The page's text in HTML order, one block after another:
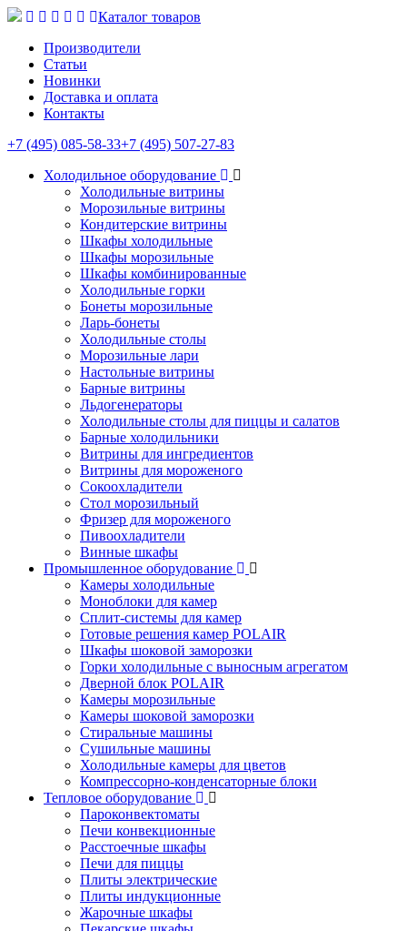
Каталог товаров
Производители
Статьи
Новинки
Доставка и оплата
Контакты
+7 (495) 085-58-33+7 (495) 507-27-83
Холодильное оборудование
Холодильные витрины
Морозильные витрины
Кондитерские витрины
Шкафы холодильные
Шкафы морозильные
Шкафы комбинированные
Холодильные горки
Бонеты морозильные
Ларь-бонеты
Холодильные столы
Морозильные лари
Настольные витрины
Барные витрины
Льдогенераторы
Холодильные столы для пиццы и салатов
Барные холодильники
Витрины для ингредиентов
Витрины для мороженого
Сокоохладители
Стол морозильный
Фризер для мороженого
Пивоохладители
Винные шкафы
Промышленное оборудование
Камеры холодильные
Моноблоки для камер
Сплит-системы для камер
Готовые решения камер POLAIR
Шкафы шоковой заморозки
Горки холодильные с выносным агрегатом
Дверной блок POLAIR
Камеры морозильные
Камеры шоковой заморозки
Стиральные машины
Сушильные машины
Холодильные камеры для цветов
Компрессорно-конденсаторные блоки
Тепловое оборудование
Пароконвектоматы
Печи конвекционные
Расстоечные шкафы
Печи для пиццы
Плиты электрические
Плиты индукционные
Жарочные шкафы